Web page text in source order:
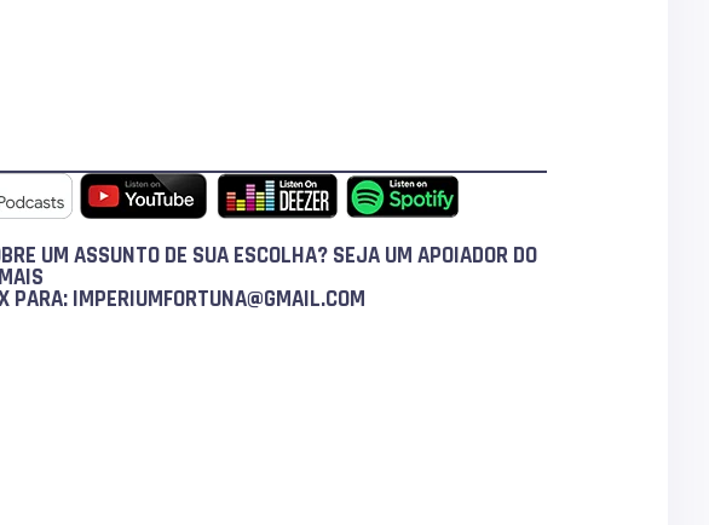
UM ASSUNTO DE SUA ESCOLHA? SEJA UM APOIADOR DO
PARA: IMPERIUMFORTUNA@GMAIL.COM